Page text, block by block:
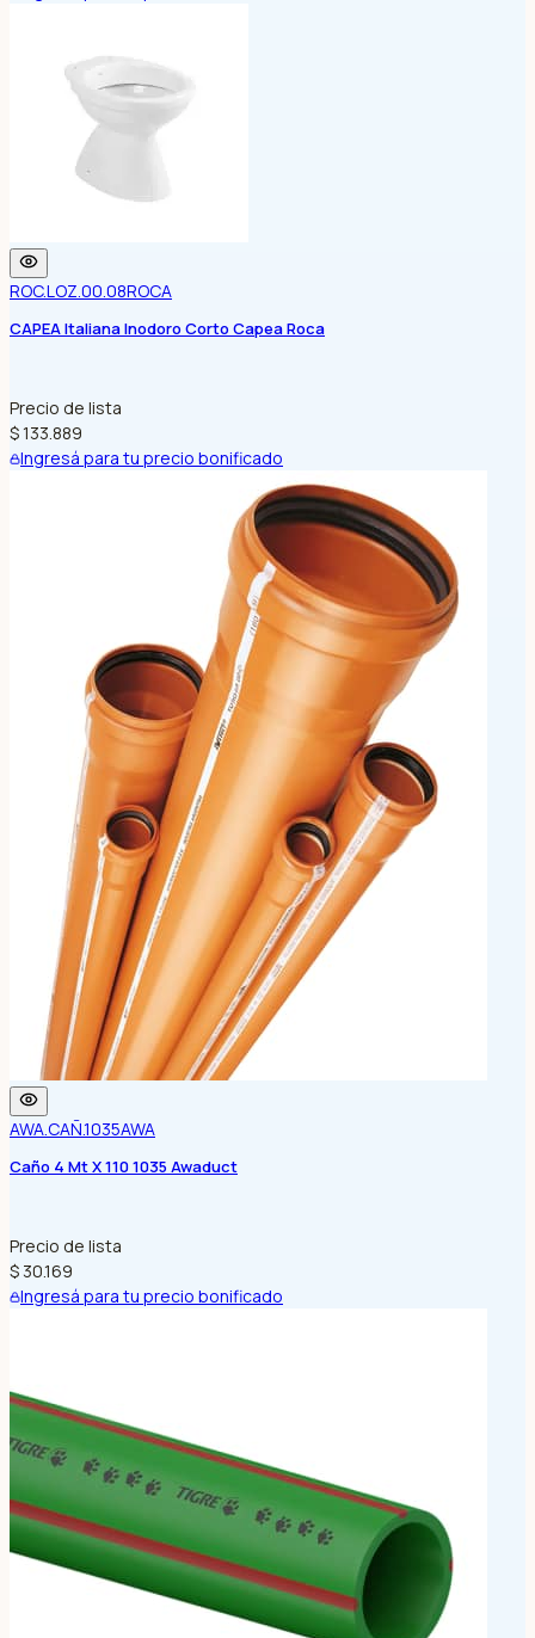
ROC.LOZ.00.08ROCA
CAPEA Italiana Inodoro Corto Capea Roca
Precio de lista
$ 133.889
Ingresá para tu precio bonificado
AWA.CAÑ.1035AWA
Caño 4 Mt X 110 1035 Awaduct
Precio de lista
$ 30.169
Ingresá para tu precio bonificado